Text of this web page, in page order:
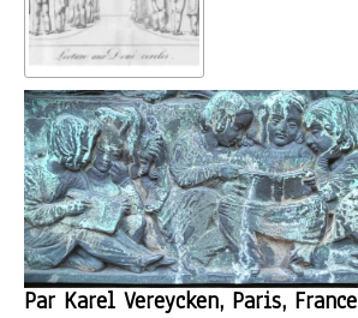
Par Karel Vereycken, Paris, France